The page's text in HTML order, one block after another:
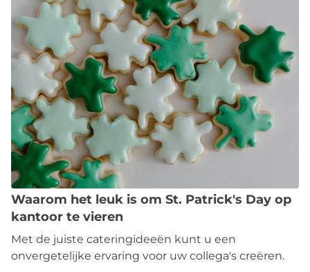
Waarom het leuk is om St. Patrick's Day op
kantoor te vieren
Met de juiste cateringideeën kunt u een
onvergetelijke ervaring voor uw collega's creëren.